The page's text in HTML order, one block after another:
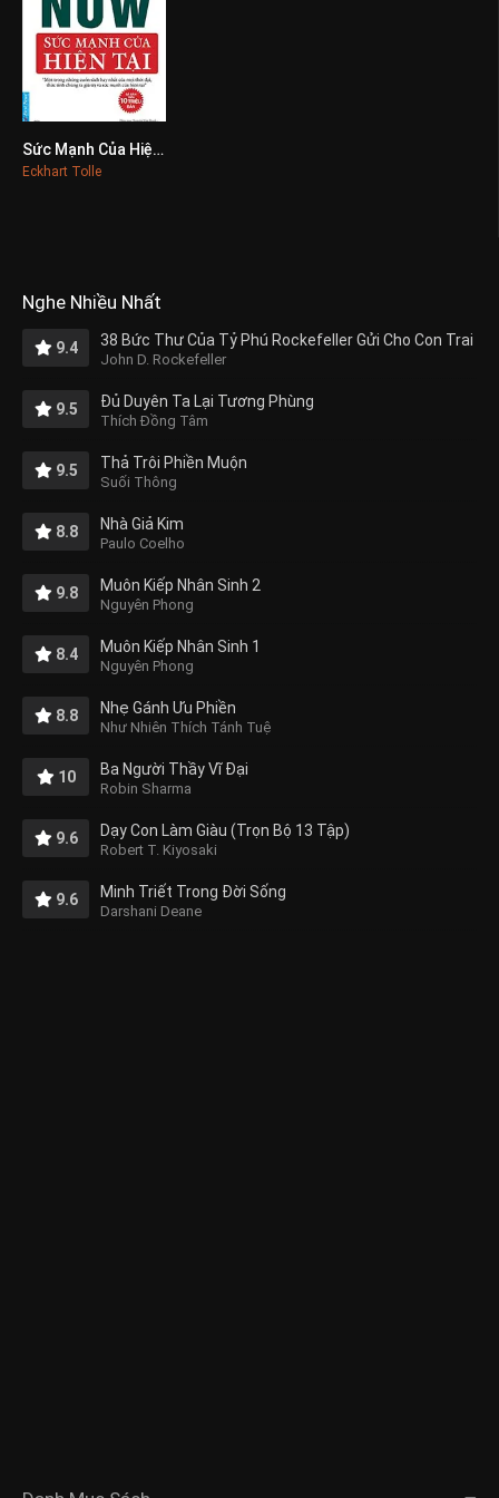
0Sức Mạnh Của Hiện Tại
Eckhart Tolle
Nghe Nhiều Nhất
9.4 38 Bức Thư Của Tỷ Phú Rockefeller Gửi Cho Con Trai
John D. Rockefeller
9.5 Đủ Duyên Ta Lại Tương Phùng
Thích Đồng Tâm
9.5 Thả Trôi Phiền Muộn
Suối Thông
8.8 Nhà Giả Kim
Paulo Coelho
9.8 Muôn Kiếp Nhân Sinh 2
Nguyên Phong
8.4 Muôn Kiếp Nhân Sinh 1
Nguyên Phong
8.8 Nhẹ Gánh Ưu Phiền
Như Nhiên Thích Tánh Tuệ
10 Ba Người Thầy Vĩ Đại
Robin Sharma
9.6 Dạy Con Làm Giàu (Trọn Bộ 13 Tập)
Robert T. Kiyosaki
9.6 Minh Triết Trong Đời Sống
Darshani Deane